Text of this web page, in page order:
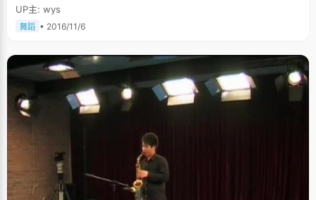
UP主: wys
舞蹈 • 2016/11/6